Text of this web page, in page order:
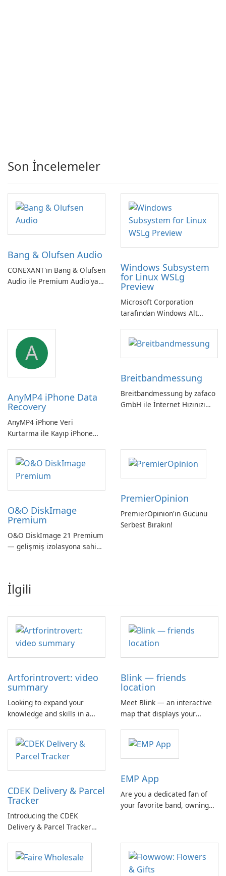
Son İncelemeler
Bang & Olufsen Audio
CONEXANT'ın Bang & Olufsen
Audio ile Premium Audio'ya
Windows Subsystem
for Linux WSLg
Preview
Microsoft Corporation
tarafından Windows Alt
Linux ve Windows
ortamlarının sorunsuz
entegrasyonu için
A
AnyMP4 iPhone Data
Recovery
AnyMP4 iPhone Veri
Kurtarma ile Kayıp iPhone
Breitbandmessung
Breitbandmessung by zafaco
GmbH ile İnternet Hızınızı
O&O DiskImage
Premium
O&O DiskImage 21 Premium
— gelişmiş izolasyona sahip
PremierOpinion
PremierOpinion'ın Gücünü
Serbest Bırakın!
İlgili
Artforintrovert: video
summary
Looking to expand your
knowledge and skills in a
way? Look no further than the
Art for Introvert app!
Traversing new territories
and acquiring new knowledge
more enjoyable.
Blink — friends
location
Meet Blink — an interactive
map that displays your
phone battery status, and
current speed. The app
allows you to share your
with friends, offering insights
into their daily life.
CDEK Delivery & Parcel
Tracker
Introducing the CDEK
Delivery & Parcel Tracker
Management Solution If
you're tired of dealing with
the complexities of managing
EMP App
Are you a dedicated fan of
your favorite band, owning